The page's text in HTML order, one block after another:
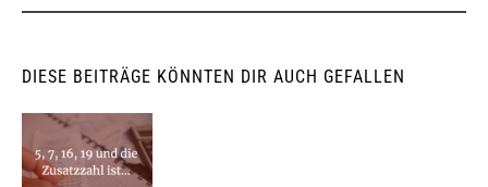
DIESE BEITRÄGE KÖNNTEN DIR AUCH GEFALLEN